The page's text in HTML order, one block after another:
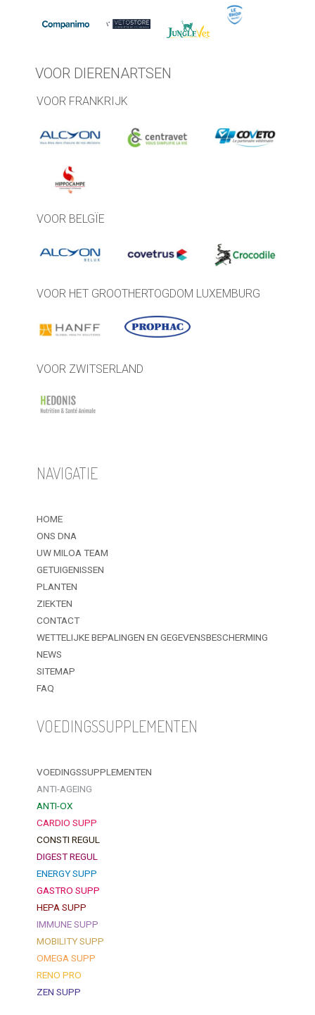
VOOR DIERENARTSEN
VOOR FRANKRIJK
VOOR BELGÏE
VOOR HET GROOTHERTOGDOM LUXEMBURG
VOOR ZWITSERLAND
NAVIGATIE
HOME
ONS DNA
UW MILOA TEAM
GETUIGENISSEN
PLANTEN
ZIEKTEN
CONTACT
WETTELIJKE BEPALINGEN EN GEGEVENSBESCHERMING
NEWS
SITEMAP
FAQ
VOEDINGSSUPPLEMENTEN
VOEDINGSSUPPLEMENTEN
ANTI-AGEING
ANTI-OX
CARDIO SUPP
CONSTI REGUL
DIGEST REGUL
ENERGY SUPP
GASTRO SUPP
HEPA SUPP
IMMUNE SUPP
MOBILITY SUPP
OMEGA SUPP
RENO PRO
ZEN SUPP